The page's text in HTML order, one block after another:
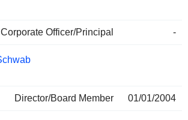
Corporate Officer/Principal -
Director/Board Member 01/01/2004